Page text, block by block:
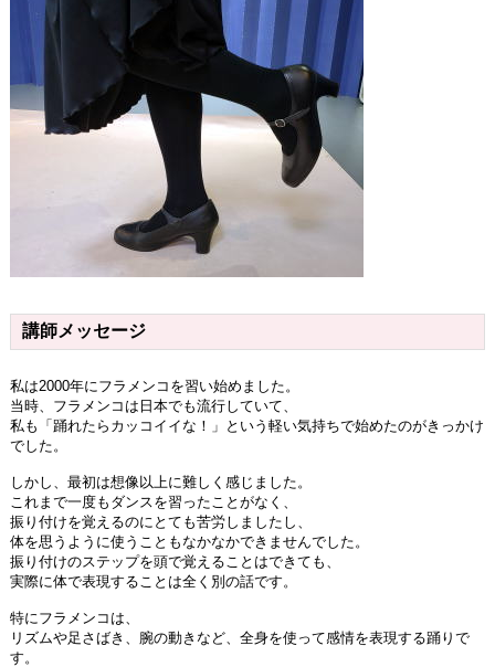
講師メッセージ
私は2000年にフラメンコを習い始めました。
当時、フラメンコは日本でも流行していて、
私も「踊れたらカッコイイな！」という軽い気持ちで始めたのがきっかけ
でした。
しかし、最初は想像以上に難しく感じました。
これまで一度もダンスを習ったことがなく、
振り付けを覚えるのにとても苦労しましたし、
体を思うように使うこともなかなかできませんでした。
振り付けのステップを頭で覚えることはできても、
実際に体で表現することは全く別の話です。
特にフラメンコは、
リズムや足さばき、腕の動きなど、全身を使って感情を表現する踊りで
す。